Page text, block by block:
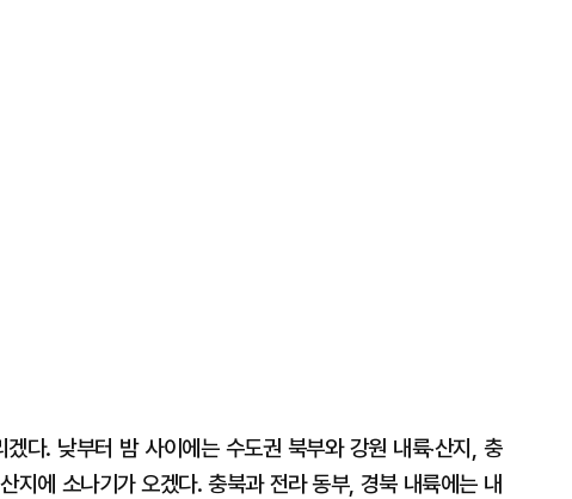
다. 낮부터 밤 사이에는 수도권 북부와 강원 내륙‧산지, 충
지에 소나기가 오겠다. 충북과 전라 동부, 경북 내륙에는 내